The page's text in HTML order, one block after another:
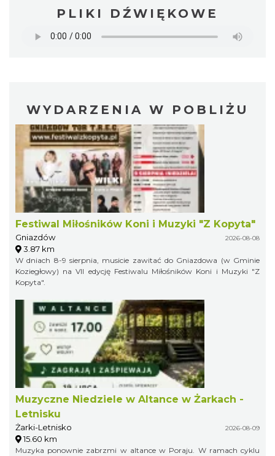
PLIKI DŹWIĘKOWE
WYDARZENIA W POBLIŻU
Festiwal Miłośników Koni i Muzyki "Z Kopyta"
Gniazdów 2026-08-08
3.87 km
W dniach 8-9 sierpnia, musicie zawitać do Gniazdowa (w Gminie
Koziegłowy) na VII edycję Festiwalu Miłośników Koni i Muzyki "Z
Kopyta".
Muzyczne Niedziele w Altance w Żarkach -
Letnisku
Żarki-Letnisko 2026-08-09
15.60 km
Muzyka ponownie zabrzmi w altance w Poraju. W ramach cyklu